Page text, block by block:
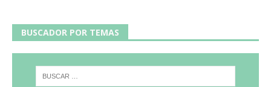
BUSCADOR POR TEMAS